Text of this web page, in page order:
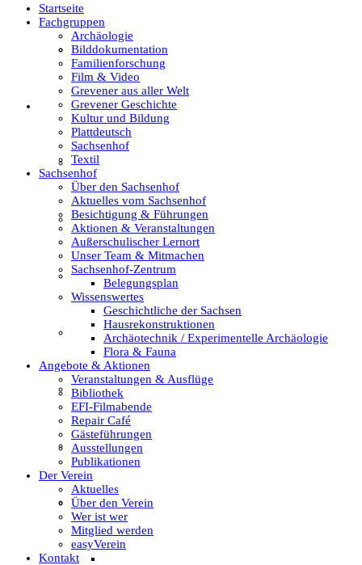
Textil
Sachsenhof
Über den Sachsenhof
Aktuelles vom Sachsenhof
Besichtigung & Führungen
Aktionen & Veranstaltungen
Außerschulischer Lernort
Unser Team & Mitmachen
Sachsenhof-Zentrum
Startseite
Fachgruppen
Archäologie
Bilddokumentation
Familienforschung
Film & Video
Grevener aus aller Welt
Grevener Geschichte
Kultur und Bildung
Plattdeutsch
Sachsenhof
Textil
Sachsenhof
Über den Sachsenhof
Aktuelles vom Sachsenhof
Besichtigung & Führungen
Aktionen & Veranstaltungen
Außerschulischer Lernort
Unser Team & Mitmachen
Sachsenhof-Zentrum
Belegungsplan
Wissenswertes
Geschichtliche der Sachsen
Hausrekonstruktionen
Archäotechnik / Experimentelle Archäologie
Flora & Fauna
Angebote & Aktionen
Veranstaltungen & Ausflüge
Bibliothek
EFI-Filmabende
Repair Café
Gästeführungen
Ausstellungen
Publikationen
Der Verein
Aktuelles
Über den Verein
Wer ist wer
Mitglied werden
easyVerein
Kontakt